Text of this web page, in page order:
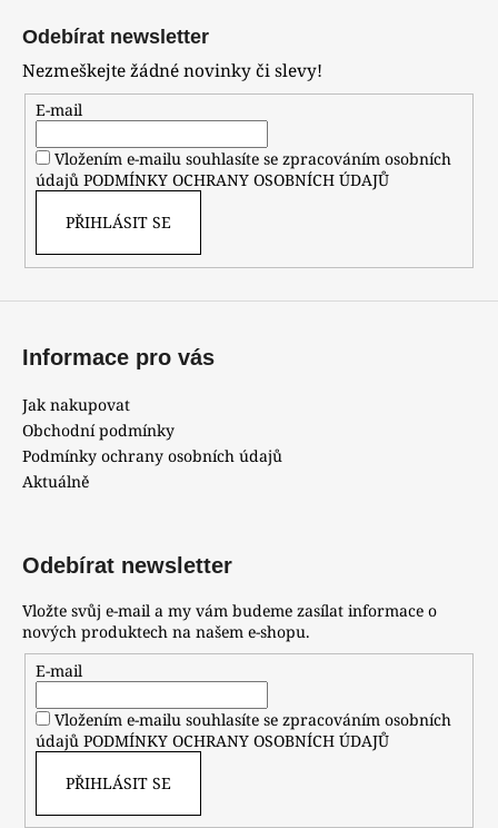
Odebírat newsletter
Nezmeškejte žádné novinky či slevy!
E-mail
Vložením e-mailu souhlasíte se zpracováním osobních
údajů PODMÍNKY OCHRANY OSOBNÍCH ÚDAJŮ
PŘIHLÁSIT SE
Informace pro vás
Jak nakupovat
Obchodní podmínky
Podmínky ochrany osobních údajů
Aktuálně
Odebírat newsletter
Vložte svůj e-mail a my vám budeme zasílat informace o
nových produktech na našem e-shopu.
E-mail
Vložením e-mailu souhlasíte se zpracováním osobních
údajů PODMÍNKY OCHRANY OSOBNÍCH ÚDAJŮ
PŘIHLÁSIT SE